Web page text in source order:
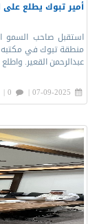
أمير تبوك يطلع على
استقبل صاحب السمو
منطقة تبوك في مكتبه
عبدالرحمن القعير.
07-09-2025 |
0 |